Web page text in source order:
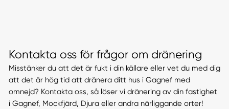
Kontakta oss för frågor om dränering
Misstänker du att det är fukt i din källare eller vet du med dig
att det är hög tid att dränera ditt hus i Gagnef med
omnejd? Kontakta oss, så löser vi dränering av din fastighet
i Gagnef, Mockfjärd, Djura eller andra närliggande orter!